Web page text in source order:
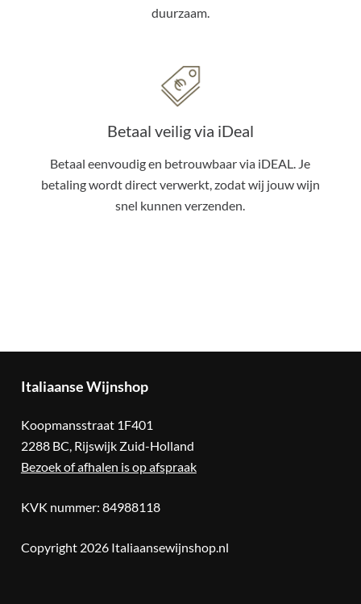
duurzaam.
Betaal veilig via iDeal
Betaal eenvoudig en betrouwbaar via iDEAL. Je
betaling wordt direct verwerkt, zodat wij jouw wijn
snel kunnen verzenden.
ItaliaanseWijnshop
Koopmansstraat 1F401
2288 BC, Rijswijk Zuid-Holland
Bezoek of afhalen is op afspraak
KVK nummer: 84988118
Copyright 2026 Italiaansewijnshop.nl